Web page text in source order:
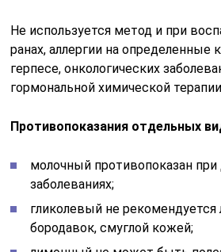
Не используется метод и при
ранах, аллергии на определенные
герпесе, онкологических
гормональной химической
Противопоказания отдельных
молочный противопоказан
заболеваниях;
гликолевый не
бородавок, смуглой кожей;